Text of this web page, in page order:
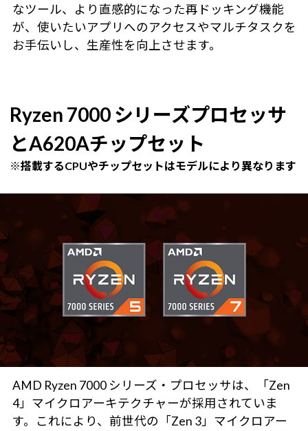
なツール、より直感的になった再ドッキング機能
が、使いたいアプリへのアクセスやマルチタスクを
お手伝いし、生産性を向上させます。
Ryzen 7000 シリーズプロセッサ
とA620Aチップセット
※搭載するCPUやチップセットはモデルにより異なります
AMD Ryzen 7000 シリーズ・プロセッサは、「Zen
4」マイクロアーキテクチャーが採用されていま
す。これにより、前世代の「Zen 3」マイクロアー